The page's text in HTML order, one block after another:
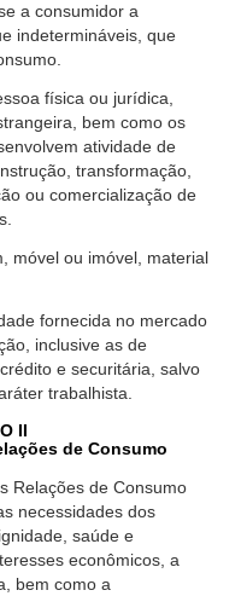
a consumidor a
indetermináveis, que
física ou jurídica,
bem como os
atividade de
transformação,
ou comercialização de
móvel ou imóvel, material
fornecida no mercado
inclusive as de
e securitária, salvo
trabalhista.
II
de Consumo
Relações de Consumo
necessidades dos
saúde e
econômicos, a
bem como a